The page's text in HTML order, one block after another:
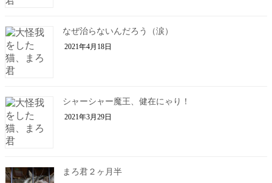
なぜ治らないんだろう（涙）
2021年4月18日
シャーシャー魔王、健在にゃり！
2021年3月29日
まろ君２ヶ月半